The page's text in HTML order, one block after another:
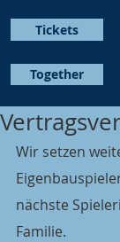
Together
Tickets
Wir setzen
nächste
Familie.